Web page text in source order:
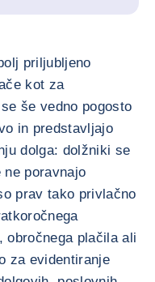
priljubljeno
kot za
še vedno pogosto
in predstavljajo
dolga: dolžniki se
poravnajo
prav tako privlačno
obročnega plačila ali
za evidentiranje